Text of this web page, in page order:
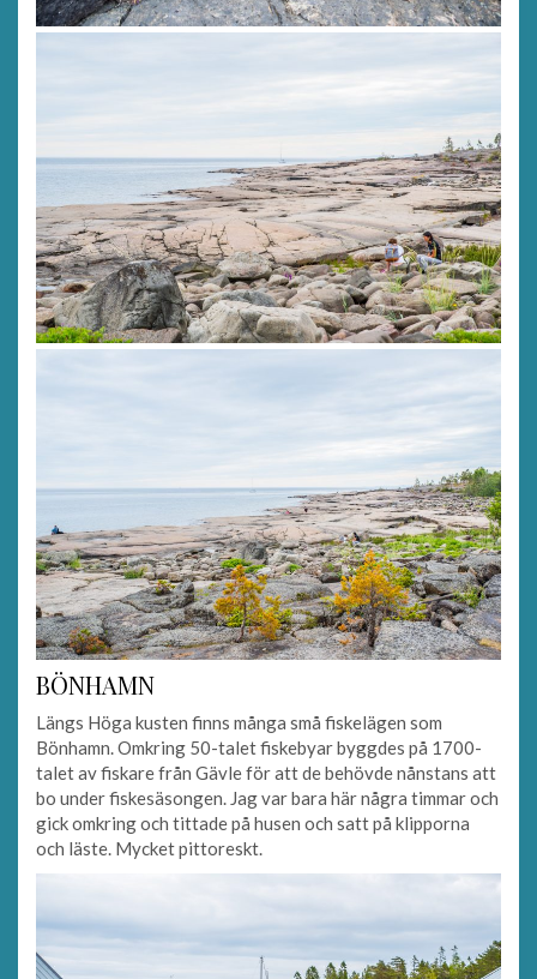
BÖNHAMN
Längs Höga kusten finns många små fiskelägen som
Bönhamn. Omkring 50-talet fiskebyar byggdes på 1700-
talet av fiskare från Gävle för att de behövde nånstans att
bo under fiskesäsongen. Jag var bara här några timmar och
gick omkring och tittade på husen och satt på klipporna
och läste. Mycket pittoreskt.